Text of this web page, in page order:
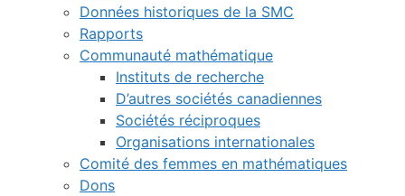
Données historiques de la SMC
Rapports
Communauté mathématique
Instituts de recherche
D’autres sociétés canadiennes
Sociétés réciproques
Organisations internationales
Comité des femmes en mathématiques
Dons